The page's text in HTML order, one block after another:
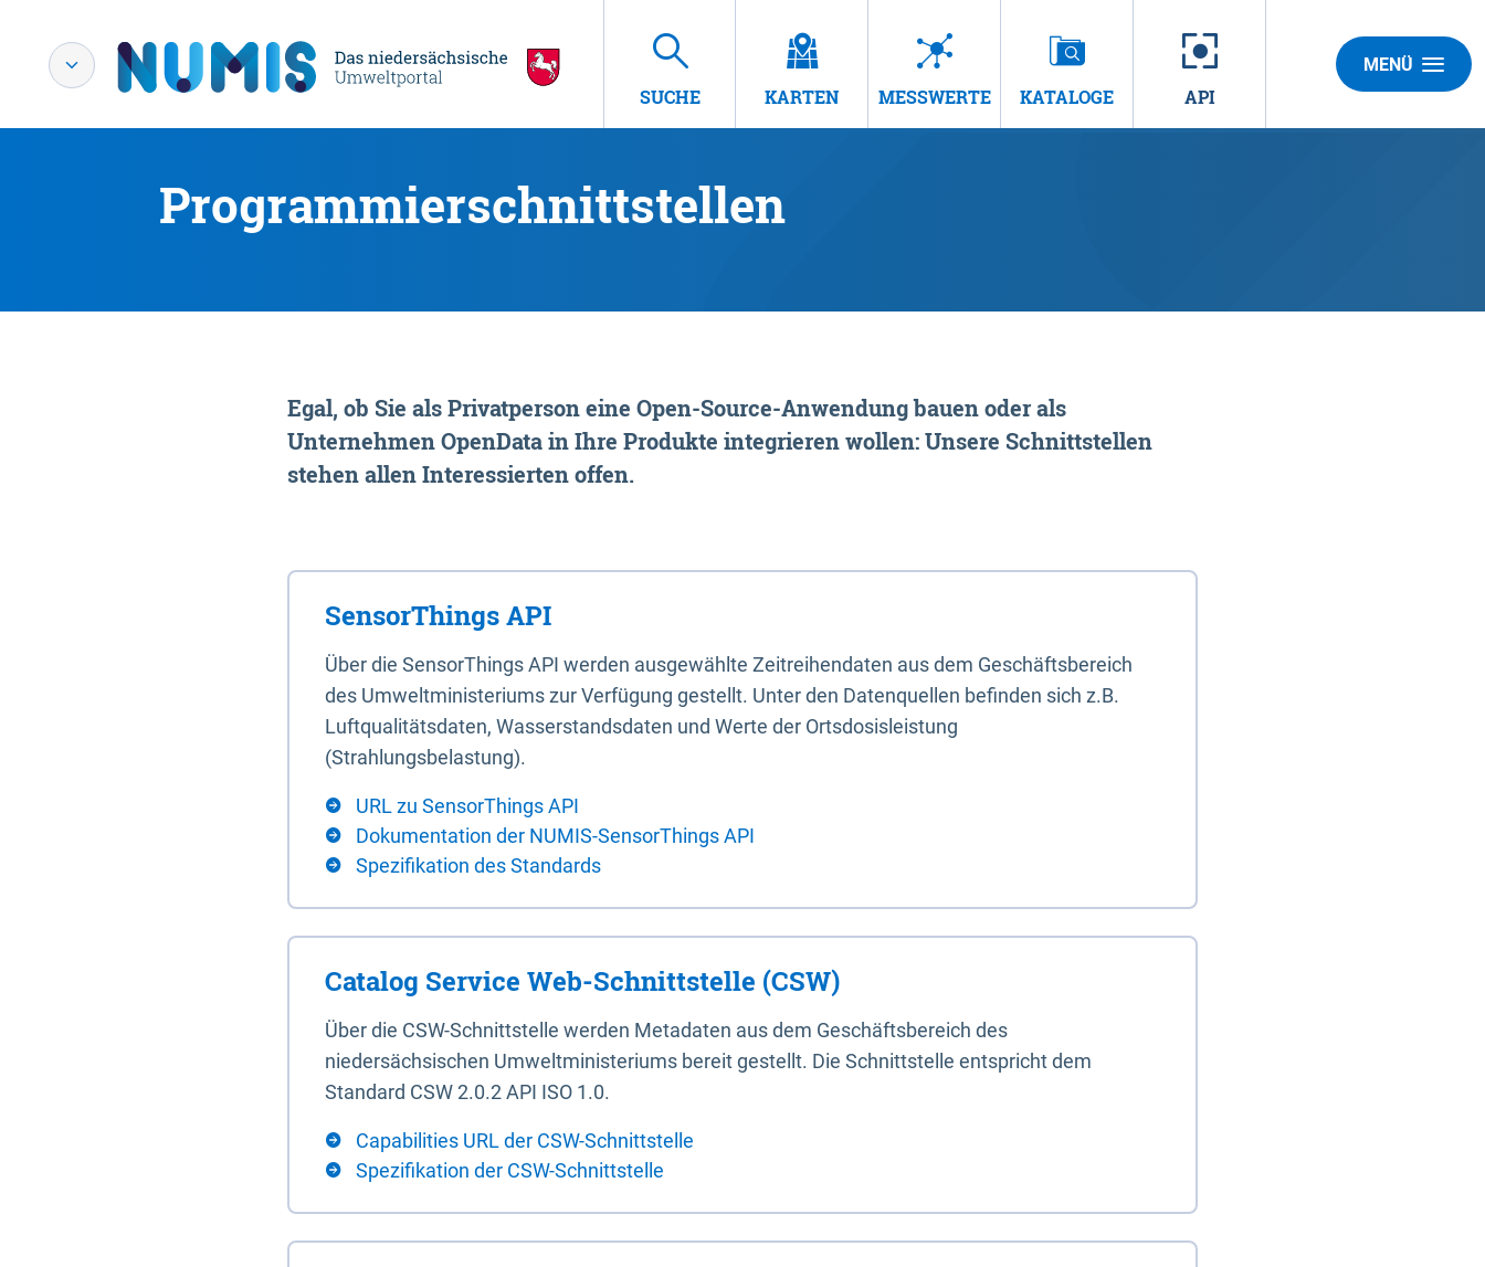
SUCHE KARTEN MESSWERTE KATALOGE API
MENÜ
Programmierschnittstellen
Egal, ob Sie als Privatperson eine Open-Source-Anwendung bauen oder als
Unternehmen OpenData in Ihre Produkte integrieren wollen: Unsere Schnittstellen
stehen allen Interessierten offen.
SensorThings API
Über die SensorThings API werden ausgewählte Zeitreihendaten aus dem Geschäftsbereich
des Umweltministeriums zur Verfügung gestellt. Unter den Datenquellen befinden sich z.B.
Luftqualitätsdaten, Wasserstandsdaten und Werte der Ortsdosisleistung
(Strahlungsbelastung).
URL zu SensorThings API
Dokumentation der NUMIS-SensorThings API
Spezifikation des Standards
Catalog Service Web-Schnittstelle (CSW)
Über die CSW-Schnittstelle werden Metadaten aus dem Geschäftsbereich des
niedersächsischen Umweltministeriums bereit gestellt. Die Schnittstelle entspricht dem
Standard CSW 2.0.2 API ISO 1.0.
Capabilities URL der CSW-Schnittstelle
Spezifikation der CSW-Schnittstelle